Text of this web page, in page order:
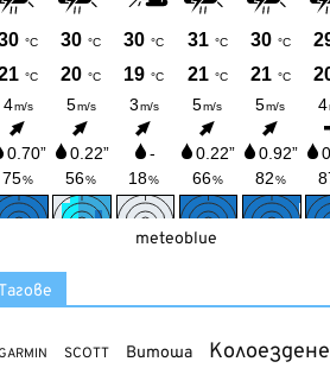
meteoblue
SCOTT Витоша Колоездене